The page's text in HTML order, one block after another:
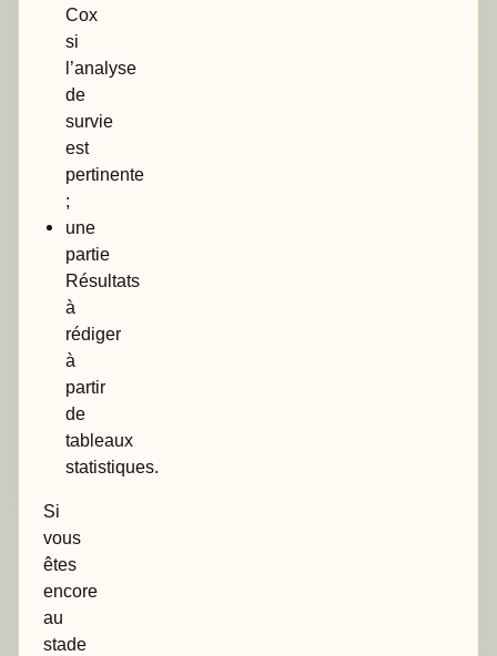
Cox
si
l’analyse
de
survie
est
pertinente
;
une
partie
Résultats
à
rédiger
à
partir
de
tableaux
statistiques.
Si
vous
êtes
encore
au
stade